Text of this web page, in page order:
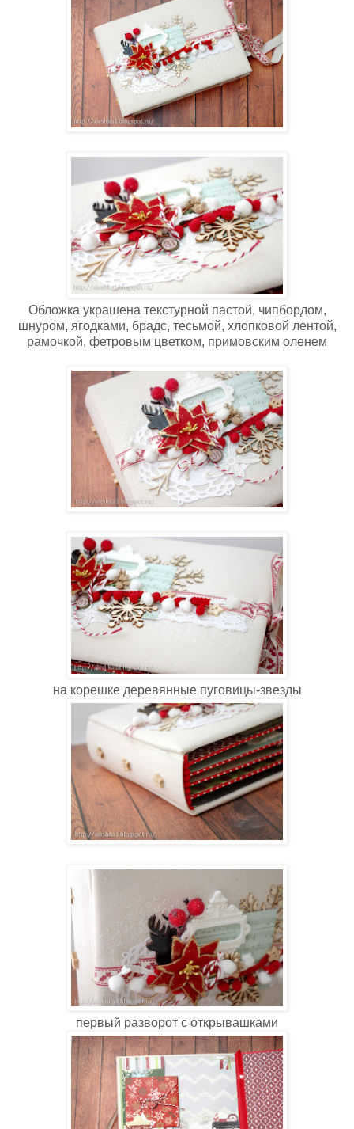
Обложка украшена текстурной пастой, чипбордом,
шнуром, ягодками, брадс, тесьмой, хлопковой лентой,
рамочкой, фетровым цветком, примовским оленем
на корешке деревянные пуговицы-звезды
первый разворот с открывашками